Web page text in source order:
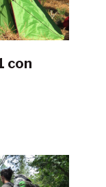
con